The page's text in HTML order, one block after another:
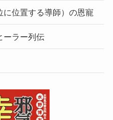
位置する導師）の恩寵
ーラー列伝